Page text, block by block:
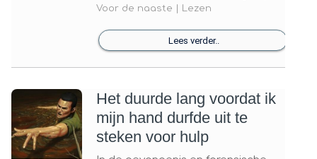
Voor de naaste | Lezen
Lees verder..
Het duurde lang voordat ik
mijn hand durfde uit te
steken voor hulp